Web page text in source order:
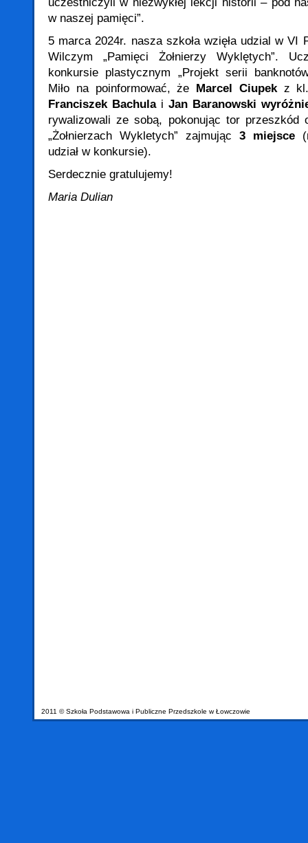
w naszej pamięci”.
5 marca 2024r. nasza szkoła wzięła udzial w VI
Wilczym „Pamięci Żołnierzy Wyklętych”.
konkursie plastycznym „Projekt serii
Miło na poinformować, że Marcel Ciupekz
Franciszek Bachulai Jan Baranowski
rywalizowali ze sobą, pokonując tor przeszkód
„Żołnierzach Wykletych” zajmując 3 miejsce
udział w konkursie).
Serdecznie gratulujemy!
Maria Dulian
2011 © Szkoła Podstawowa i Publiczne Przedszkole w Łowczowie